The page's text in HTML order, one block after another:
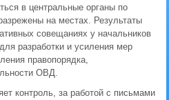
в центральные органы по
на местах. Результаты
совещаниях у начальников
разработки и усиления мер
правопорядка,
ОВД.
контроль, за работой с письмами